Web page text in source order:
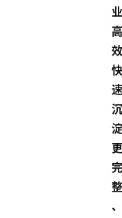
业
高
效
快
速
沉
淀
更
完
整
、